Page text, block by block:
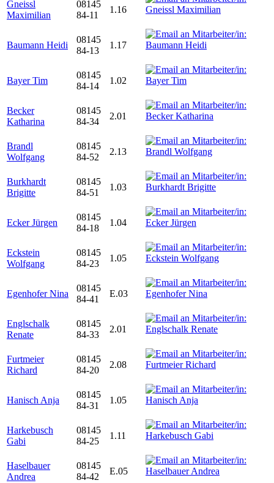
Gneissl
Maximilian
08145
84-11
1.16
Baumann Heidi
08145
84-13
1.17
Bayer Tim
08145
84-14
1.02
Becker
Katharina
08145
84-34
2.01
Brandl
Wolfgang
08145
84-52
2.13
Burkhardt
Brigitte
08145
84-51
1.03
Ecker Jürgen
08145
84-18
1.04
Eckstein
Wolfgang
08145
84-23
1.05
Egenhofer Nina
08145
84-41
E.03
Englschalk
Renate
08145
84-33
2.01
Furtmeier
Richard
08145
84-20
2.08
Hanisch Anja
08145
84-31
1.05
Harkebusch
Gabi
08145
84-25
1.11
Haselbauer
Andrea
08145
84-42
E.05